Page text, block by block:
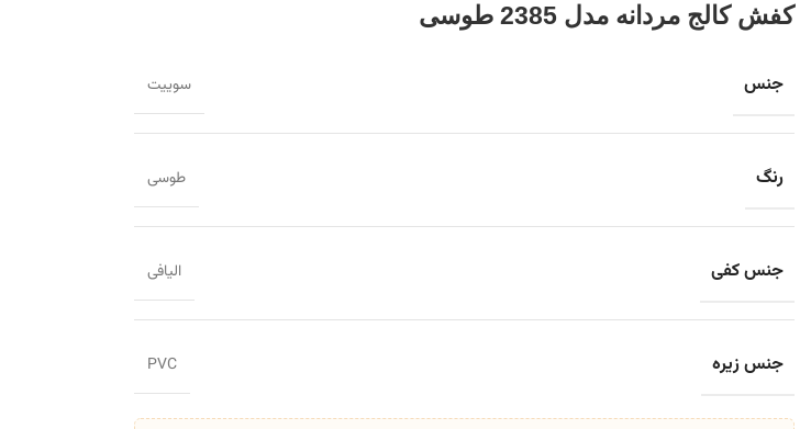
کفش کالج مردانه مدل 2385 طوسی
جنس سوییت
رنگ طوسی
جنس کفی الیافی
جنس زیره PVC